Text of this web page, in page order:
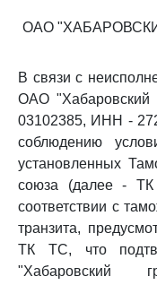
ОАО
В связи с
ОАО "Хабаровский
03102385, ИНН -
соблюдению
установленных
союза (далее - ТК
соответствии с
транзита,
ТК ТС, что
"Хабаровский